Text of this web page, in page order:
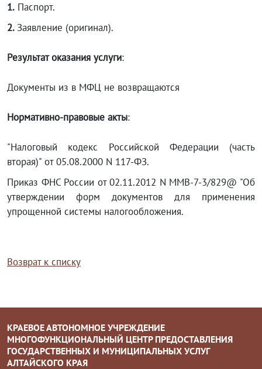
1. Паспорт.
2. Заявление (оригинал).
Результат оказания услуги:
Документы из в МФЦ не возвращаются
Нормативно-правовые акты:
"Налоговый кодекс Российской Федерации (часть
вторая)" от 05.08.2000 N 117-ФЗ.
Приказ ФНС России от 02.11.2012 N ММВ-7-3/829@ "Об
утверждении форм документов для применения
упрощенной системы налогообложения.
Возврат к списку
КРАЕВОЕ АВТОНОМНОЕ УЧРЕЖДЕНИЕ
МНОГОФУНКЦИОНАЛЬНЫЙ ЦЕНТР ПРЕДОСТАВЛЕНИЯ
ГОСУДАРСТВЕННЫХ И МУНИЦИПАЛЬНЫХ УСЛУГ
АЛТАЙСКОГО КРАЯ